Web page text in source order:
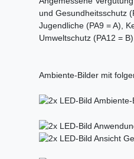
und Gesundheitsschutz
Jugendliche (PA9 = A),
Umweltschutz (PA12 =
Ambiente-Bilder mit